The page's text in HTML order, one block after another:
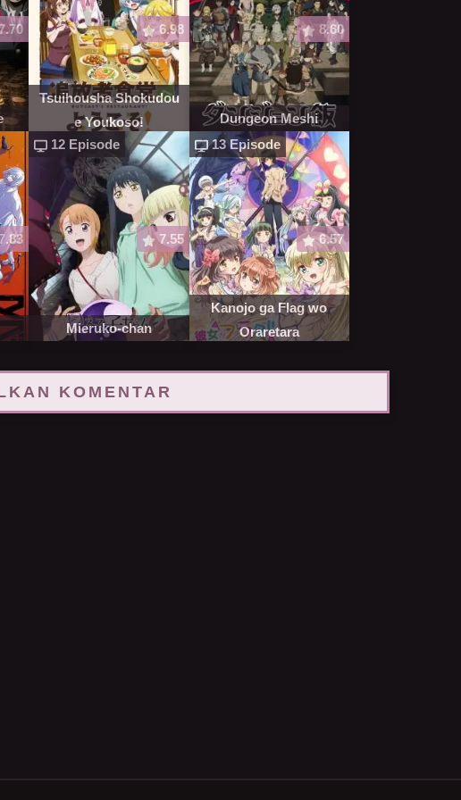
6.98
Tsuihousha Shokudou
e Youkoso!
8.60
Dungeon Meshi
12 Episode
7.55
Mieruko-chan
13 Episode
6.57
Kanojo ga Flag wo
Oraretara
KOMENTAR